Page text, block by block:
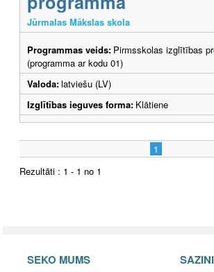
Jūrmalas Mākslas skola
Programmas veids: Pirmsskolas izglītības
(programma ar kodu 01)
Valoda:latviešu (LV)
Izglītības ieguves forma: Klātiene
1
Rezultāti : 1 - 1 no 1
SEKO MUMS